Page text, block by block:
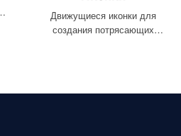
Движущиеся иконки для
создания потрясающих